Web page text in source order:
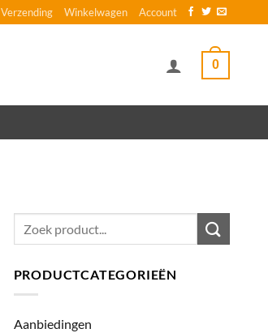
Verzending Winkelwagen Account
0
PRODUCTCATEGORIEËN
Aanbiedingen